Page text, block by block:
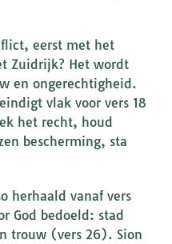
eerst met het
Zuidrijk? Het wordt
en ongerechtigheid.
vlak voor vers 18
het recht, houd
bescherming, sta
herhaald vanaf vers
God bedoeld: stad
trouw (vers 26). Sion